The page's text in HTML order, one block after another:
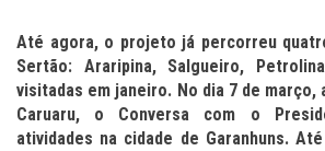
Até agora, o projeto já percorreu
Sertão: Araripina, Salgueiro,
visitadas em janeiro. No dia 7 de
Caruaru, o Conversa com o
atividades na cidade de Garanhuns.